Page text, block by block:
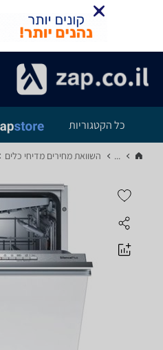
כל הקטגוריות
... השוואת מחירים מדיחי כלים‏